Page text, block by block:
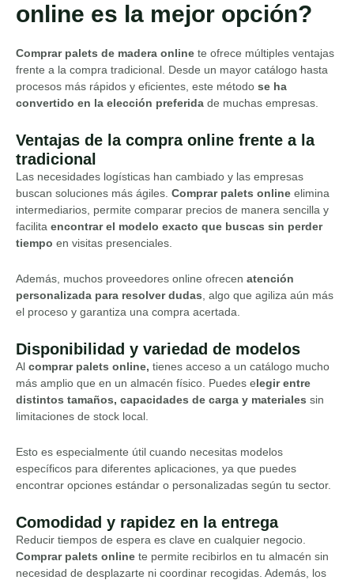
online es la mejor opción?
Comprar palets de madera online te ofrece múltiples ventajas
frente a la compra tradicional. Desde un mayor catálogo hasta
procesos más rápidos y eficientes, este método se ha
convertido en la elección preferida de muchas empresas.
Ventajas de la compra online frente a la
tradicional
Las necesidades logísticas han cambiado y las empresas
buscan soluciones más ágiles. Comprar palets online elimina
intermediarios, permite comparar precios de manera sencilla y
facilita encontrar el modelo exacto que buscas sin perder
tiempo en visitas presenciales.
Además, muchos proveedores online ofrecen atención
personalizada para resolver dudas, algo que agiliza aún más
el proceso y garantiza una compra acertada.
Disponibilidad y variedad de modelos
Al comprar palets online, tienes acceso a un catálogo mucho
más amplio que en un almacén físico. Puedes e legir entre
distintos tamaños, capacidades de carga y materiales sin
limitaciones de stock local.
Esto es especialmente útil cuando necesitas modelos
específicos para diferentes aplicaciones, ya que puedes
encontrar opciones estándar o personalizadas según tu sector.
Comodidad y rapidez en la entrega
Reducir tiempos de espera es clave en cualquier negocio.
Comprar palets online te permite recibirlos en tu almacén sin
necesidad de desplazarte ni coordinar recogidas. Además, los